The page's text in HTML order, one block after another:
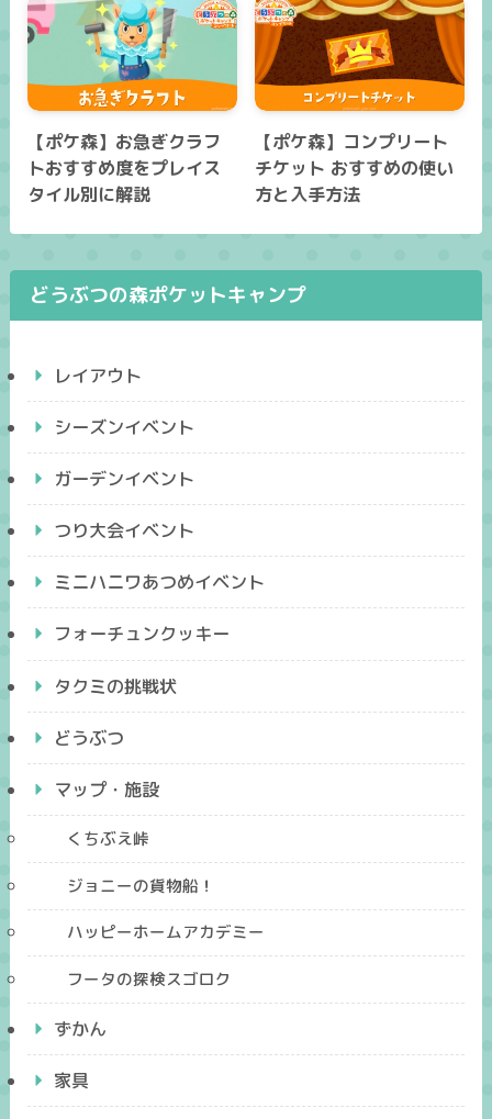
【ポケ森】お急ぎクラフ
トおすすめ度をプレイス
タイル別に解説
【ポケ森】コンプリート
チケット おすすめの使い
方と入手方法
どうぶつの森ポケットキャンプ
レイアウト
シーズンイベント
ガーデンイベント
つり大会イベント
ミニハニワあつめイベント
フォーチュンクッキー
タクミの挑戦状
どうぶつ
マップ・施設
くちぶえ峠
ジョニーの貨物船！
ハッピーホームアカデミー
フータの探検スゴロク
ずかん
家具